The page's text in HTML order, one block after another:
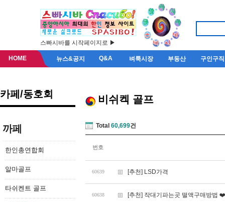
스빠시바를 시작페이지로 ▶
HOME 뉴스&공지 Q&A 벼룩시장 부동산 구인구직
카페/동호회
까페
한인총연합회
알마골프
타쉬켄트 골프
비쉬켁 골프
Total 60,699건
번호
60639 [추천] LSD가격
60638 [추천] 작대기파는곳 떨액구매방